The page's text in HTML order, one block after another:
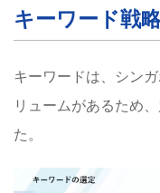
キーワード戦
キーワードは、シン
リュームがあるため
た。